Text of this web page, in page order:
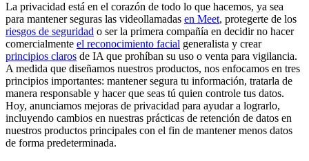
La privacidad está en el corazón de todo lo que hacemos, ya sea
para mantener seguras las videollamadas en Meet, protegerte de los
riesgos de seguridad o ser la primera compañía en decidir no hacer
comercialmente el reconocimiento facial generalista y crear
principios claros de IA que prohíban su uso o venta para vigilancia.
A medida que diseñamos nuestros productos, nos enfocamos en tres
principios importantes: mantener segura tu información, tratarla de
manera responsable y hacer que seas tú quien controle tus datos.
Hoy, anunciamos mejoras de privacidad para ayudar a lograrlo,
incluyendo cambios en nuestras prácticas de retención de datos en
nuestros productos principales con el fin de mantener menos datos
de forma predeterminada.